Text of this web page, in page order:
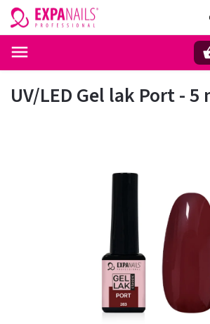
UV/LED Gel lak Port - 5